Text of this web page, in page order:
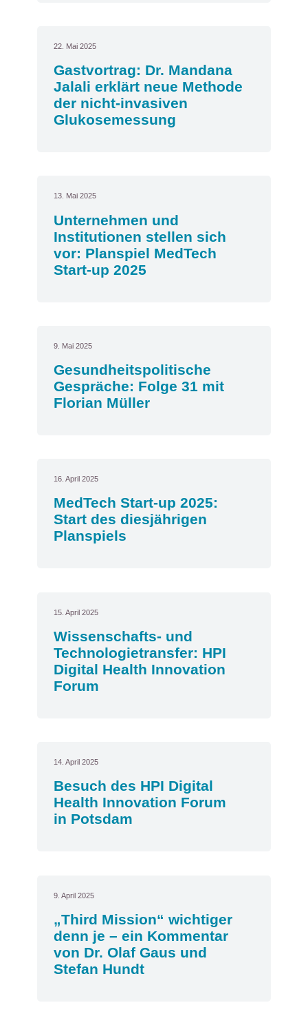
22. Mai 2025
Gastvortrag: Dr. Mandana
Jalali erklärt neue Methode
der nicht-invasiven
Glukosemessung
13. Mai 2025
Unternehmen und
Institutionen stellen sich
vor: Planspiel MedTech
Start-up 2025
9. Mai 2025
Gesundheitspolitische
Gespräche: Folge 31 mit
Florian Müller
16. April 2025
MedTech Start-up 2025:
Start des diesjährigen
Planspiels
15. April 2025
Wissenschafts- und
Technologietransfer: HPI
Digital Health Innovation
Forum
14. April 2025
Besuch des HPI Digital
Health Innovation Forum
in Potsdam
9. April 2025
„Third Mission“ wichtiger
denn je – ein Kommentar
von Dr. Olaf Gaus und
Stefan Hundt